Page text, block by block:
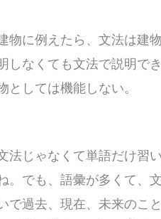
物に例えたら、文法は建
しなくても文法で説明で
しては機能しない。
法じゃなくて単語だけ習
。でも、語彙が多くて、
で過去、現在、未来のこ